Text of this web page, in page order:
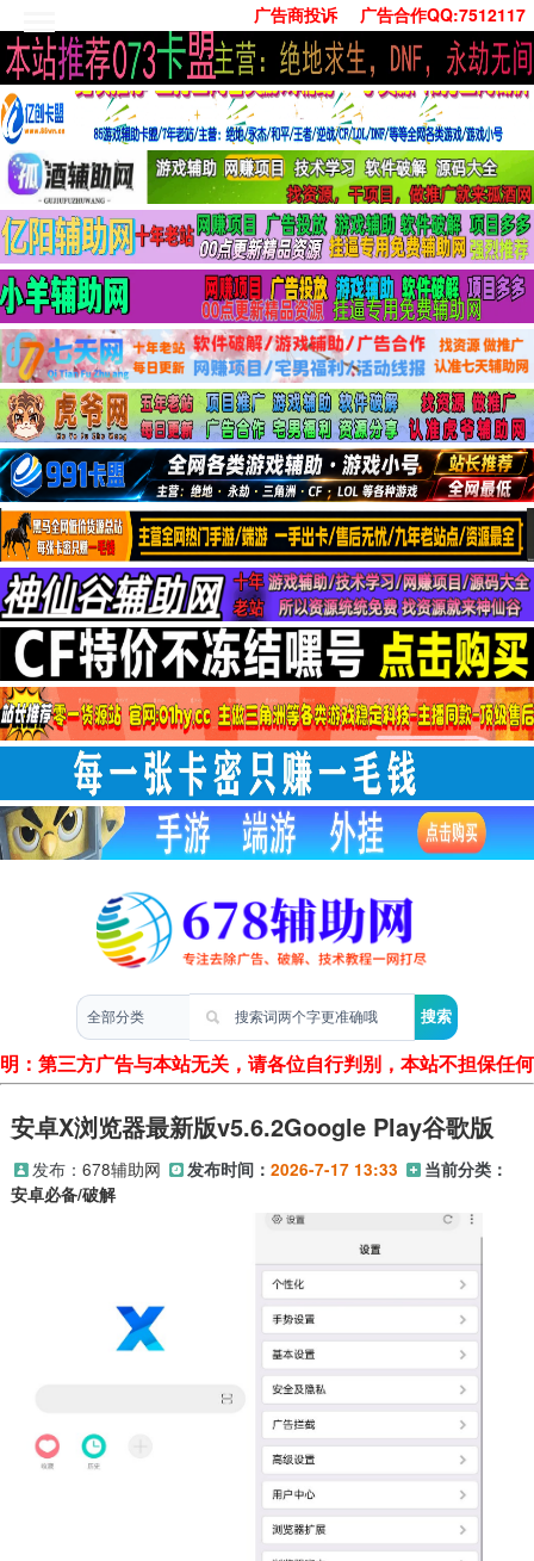
广告商投诉 广告合作QQ:7512117
首页
技术学习
安卓绿化
单机游戏
社交娱乐
系统工具
活动线报
常用办公
源码收集
值得一看
两性情感
明：第三方广告与本站无关，请各位自行判别，本站不担保
安卓X浏览器最新版v5.6.2Google Play谷歌版
发布： 678辅助网 发布时间： 2026-7-17 13:33
当前分类：
安卓必备/破解